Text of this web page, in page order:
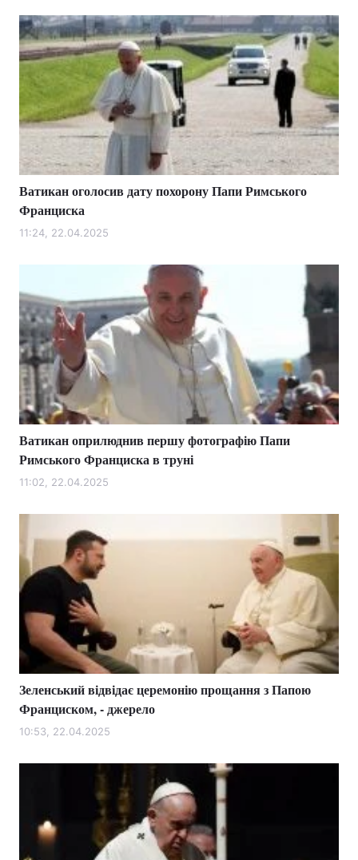
Ватикан оголосив дату похорону Папи Римського
Франциска
11:24, 22.04.2025
Ватикан оприлюднив першу фотографію Папи
Римського Франциска в труні
11:02, 22.04.2025
Зеленський відвідає церемонію прощання з Папою
Франциском, - джерело
10:53, 22.04.2025